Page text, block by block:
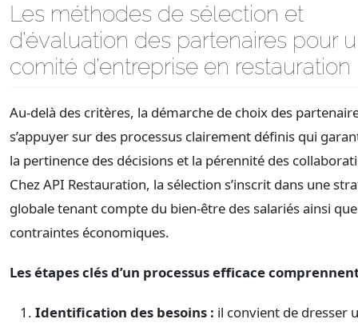
Les méthodes de sélection et
d’évaluation des partenaires pour
comité d’entreprise en restauration
Au-delà des critères, la démarche de choix des
s’appuyer sur des processus clairement définis qui
la pertinence des décisions et la pérennité des
Chez API Restauration, la sélection s’inscrit dans une
globale tenant compte du bien-être des salariés ainsi
contraintes économiques.
Les étapes clés d’un processus efficace
Identification des besoins : il convient de dresser